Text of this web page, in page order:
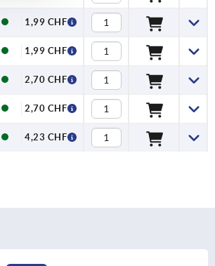
1,99 CHF
1,99 CHF
2,70 CHF
2,70 CHF
4,23 CHF